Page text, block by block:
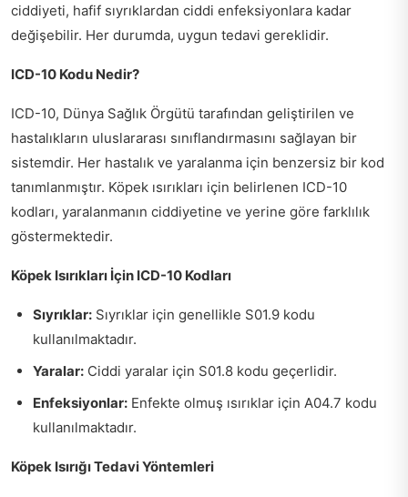
ciddiyeti, hafif sıyrıklardan ciddi enfeksiyonlara kadar
değişebilir. Her durumda, uygun tedavi gereklidir.
ICD-10 Kodu Nedir?
ICD-10, Dünya Sağlık Örgütü tarafından geliştirilen ve
hastalıkların uluslararası sınıflandırmasını sağlayan bir
sistemdir. Her hastalık ve yaralanma için benzersiz bir kod
tanımlanmıştır. Köpek ısırıkları için belirlenen ICD-10
kodları, yaralanmanın ciddiyetine ve yerine göre farklılık
göstermektedir.
Köpek Isırıkları İçin ICD-10 Kodları
Sıyrıklar: Sıyrıklar için genellikle S01.9 kodu
kullanılmaktadır.
Yaralar: Ciddi yaralar için S01.8 kodu geçerlidir.
Enfeksiyonlar: Enfekte olmuş ısırıklar için A04.7 kodu
kullanılmaktadır.
Köpek Isırığı Tedavi Yöntemleri